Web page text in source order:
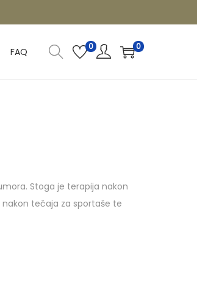
FAQ 0 0
Stoga je terapija nakon
tečaja za sportaše te